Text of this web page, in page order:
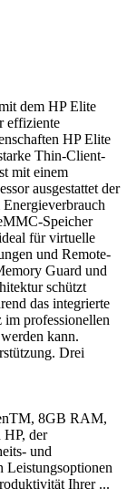
dem HP Elite
effiziente
HP Elite
Thin-Client-
mit einem
ausgestattet der
Speicher
für virtuelle
und Remote-
Guard und
schützt
das integrierte
im professionellen
kann.
Drei
8GB RAM,
der
und
Ihrer ...